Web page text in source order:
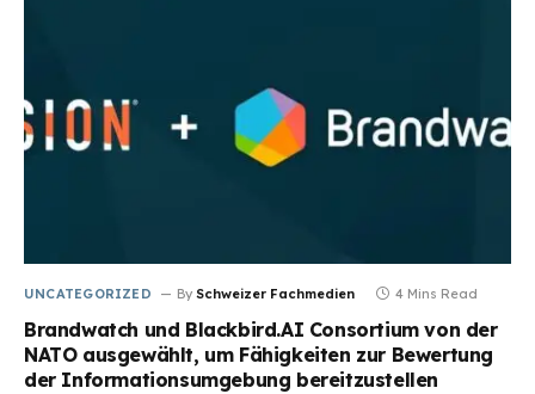
UNCATEGORIZED By Schweizer Fachmedien 4 Mins Read
Brandwatch und Blackbird.AI Consortium von der
NATO ausgewählt, um Fähigkeiten zur Bewertung
der Informationsumgebung bereitzustellen